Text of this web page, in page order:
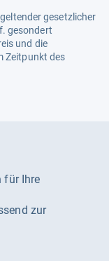
gesetzlicher
gesondert
und die
Zeitpunkt des